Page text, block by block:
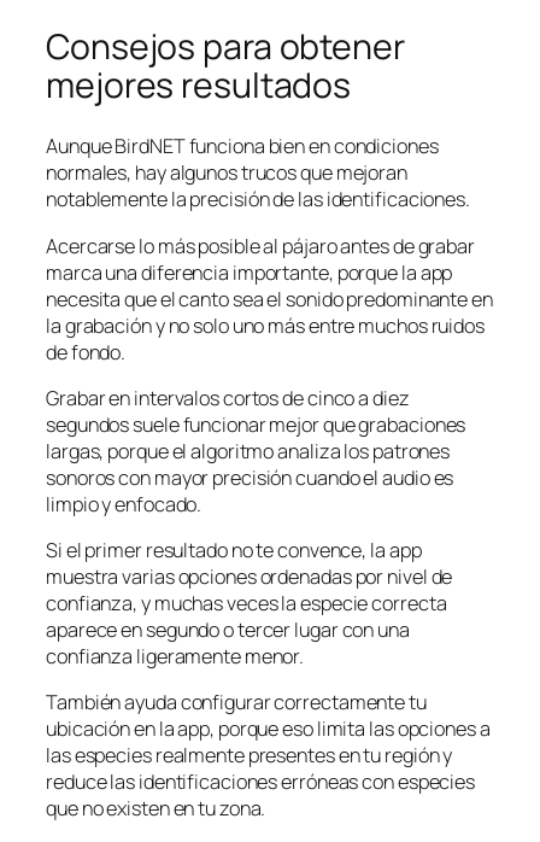
Consejos para obtener
mejores resultados
Aunque BirdNET funciona bien en condiciones
normales, hay algunos trucos que mejoran
notablemente la precisión de las identificaciones.
Acercarse lo más posible al pájaro antes de grabar
marca una diferencia importante, porque la app
necesita que el canto sea el sonido predominante en
la grabación y no solo uno más entre muchos ruidos
de fondo.
Grabar en intervalos cortos de cinco a diez
segundos suele funcionar mejor que grabaciones
largas, porque el algoritmo analiza los patrones
sonoros con mayor precisión cuando el audio es
limpio y enfocado.
Si el primer resultado no te convence, la app
muestra varias opciones ordenadas por nivel de
confianza, y muchas veces la especie correcta
aparece en segundo o tercer lugar con una
confianza ligeramente menor.
También ayuda configurar correctamente tu
ubicación en la app, porque eso limita las opciones a
las especies realmente presentes en tu región y
reduce las identificaciones erróneas con especies
que no existen en tu zona.